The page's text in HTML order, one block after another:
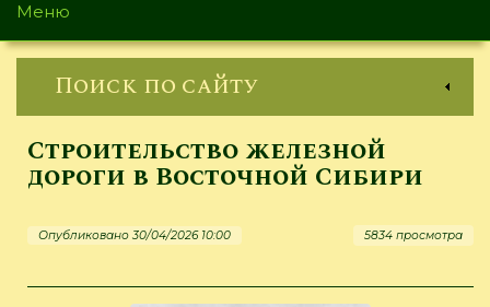
Меню
Поиск по сайту
Строительство железной
дороги в Восточной Сибири
Опубликовано 30/04/2026 10:00 5834 просмотра